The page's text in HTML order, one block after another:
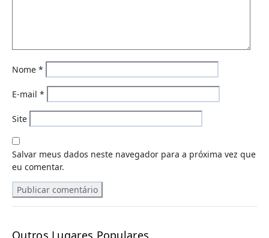
Nome *
E-mail *
Site
Salvar meus dados neste navegador para a próxima vez que
eu comentar.